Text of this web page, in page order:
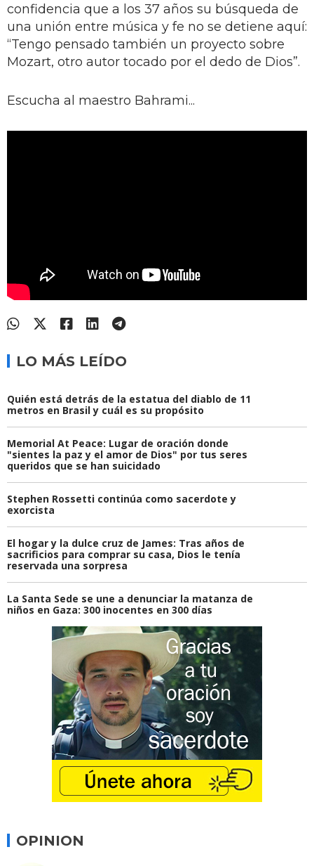
confidencia que a los 37 años su búsqueda de
una unión entre música y fe no se detiene aquí:
“Tengo pensado también un proyecto sobre
Mozart, otro autor tocado por el dedo de Dios”.
Escucha al maestro Bahrami...
LO MÁS LEÍDO
Quién está detrás de la estatua del diablo de 11
metros en Brasil y cuál es su propósito
Memorial At Peace: Lugar de oración donde
"sientes la paz y el amor de Dios" por tus seres
queridos que se han suicidado
Stephen Rossetti continúa como sacerdote y
exorcista
El hogar y la dulce cruz de James: Tras años de
sacrificios para comprar su casa, Dios le tenía
reservada una sorpresa
La Santa Sede se une a denunciar la matanza de
niños en Gaza: 300 inocentes en 300 días
OPINION